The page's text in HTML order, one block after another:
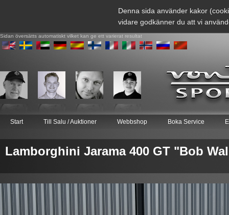
Denna sida använder kakor
vidare godkänner du att vi
Sidan översätts automatiskt vilket kan ge ett varierat resultat
Start Till Salu / Auktioner Webbshop Boka Service
Lamborghini Jarama 400 GT "Bob